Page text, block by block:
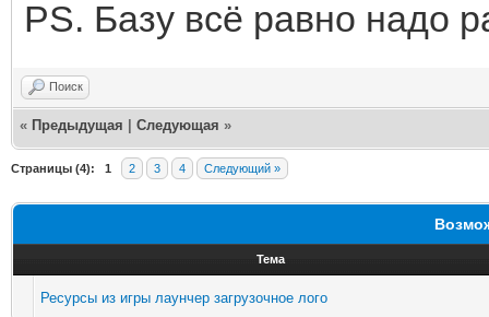
PS. Базу всё равно надо
Поиск
« Предыдущая Следующая »
Страницы (4): 1 2 3 4 Следующий »
Тема
Ресурсы из игры лаунчер загрузочное лого